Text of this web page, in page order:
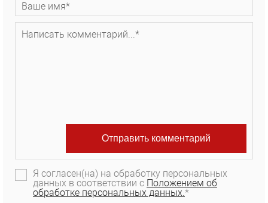
Я согласен(на) на обработку персональных
данных в соответствии с Положением об
обработке персональных данных. *